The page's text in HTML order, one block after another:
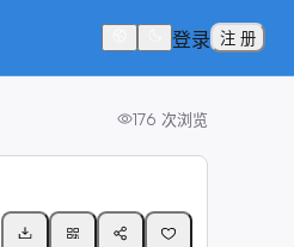
登录 注 册
176 次浏览